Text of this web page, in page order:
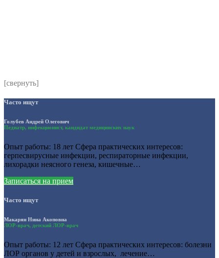
[свернуть]
Часто ищут
Голубев Андрей Олегович
Педиатр, инфекционист, кандидат медицинских наук
Опыт работы: 18 лет Сфера практических интересов:
герпесвирусные инфекции, респираторные инфекции,
лихорадки неясного генеза, кишечные…
Записаться на прием
Часто ищут
Макарян Нина Акоповна
ЛОР-врач, детский ЛОР-врач
Опыт работы: 12 лет Сфера практических интересов: болезни
ЛОР органов у детей и взрослых, лечение…